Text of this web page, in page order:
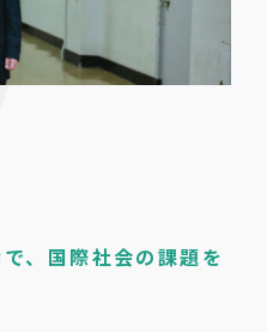
、国際社会の課題を